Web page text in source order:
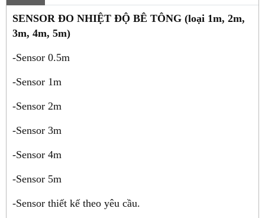
SENSOR ĐO NHIỆT ĐỘ BÊ TÔNG (loại 1m, 2m,
3m, 4m, 5m)
-Sensor 0.5m
-Sensor 1m
-Sensor 2m
-Sensor 3m
-Sensor 4m
-Sensor 5m
-Sensor thiết kế theo yêu cầu.